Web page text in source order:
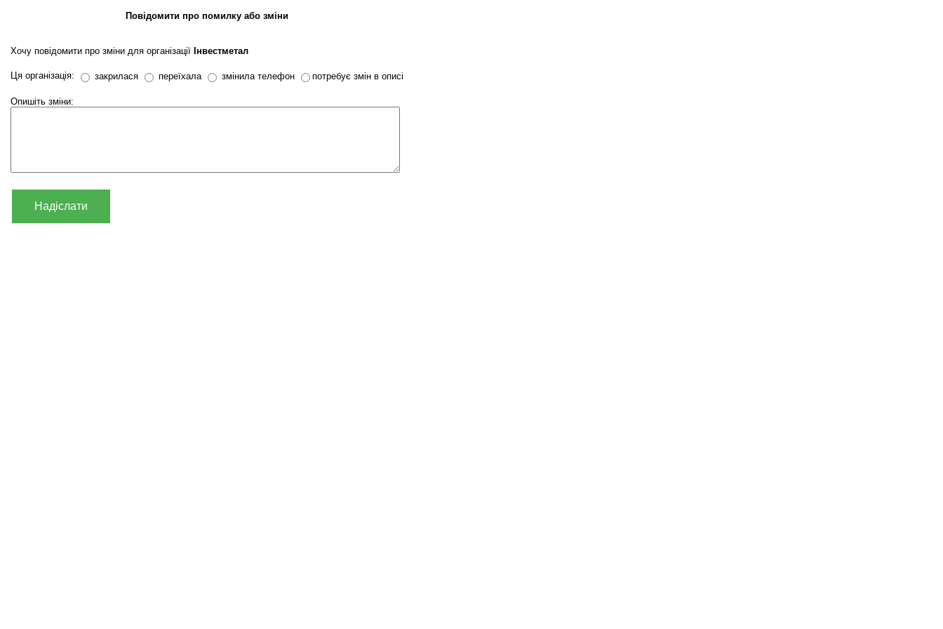
Повідомити про помилку або зміни
Хочу повідомити про зміни для організації Інвестметал
Ця організація: закрилася переїхала змінила телефон потребує змін в описі
Опишіть зміни:
Надіслати